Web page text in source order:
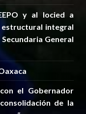
y al Iocied a
estructural integral
General
el Gobernador
de la